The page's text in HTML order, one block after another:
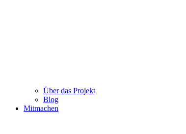
Über das Projekt
Blog
Mitmachen